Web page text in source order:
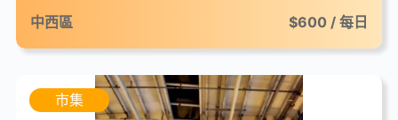
中西區 $600 / 每日
市集